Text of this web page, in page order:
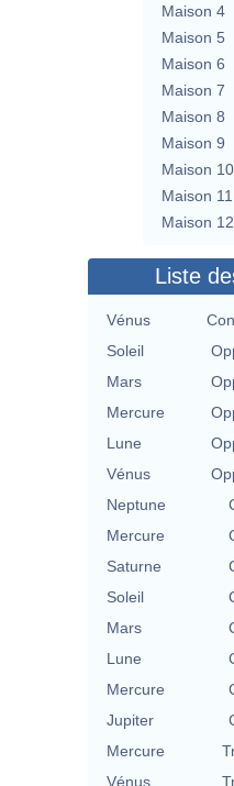
Maison 4
Maison 5
Maison 6
Maison 7
Maison 8
Maison 9
Maison 10
Maison 11
Maison 12
Liste
Vénus
Soleil
Mars
Mercure
Lune
Vénus
Neptune
Mercure
Saturne
Soleil
Mars
Lune
Mercure
Jupiter
Mercure
Vénus